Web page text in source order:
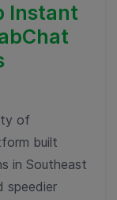
Instant
of
built
in Southeast
speedier